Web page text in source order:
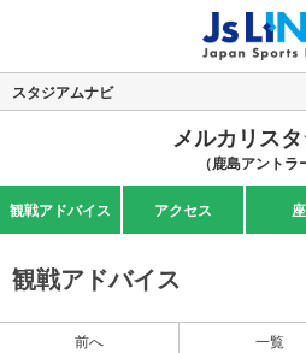
スタジアムナビ
メルカリス
（鹿島アントラ
観戦アドバイス アクセス
観戦アドバイス
前へ 一覧